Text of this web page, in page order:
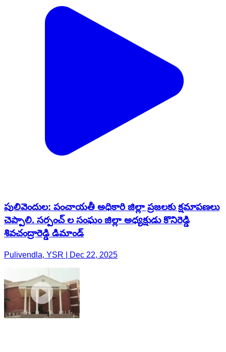
పులివెందుల: పంచాయతీ అధికారి జిల్లా ప్రజలకు క్షమాపణలు
చెప్పాలి. సర్పంచ్ ల సంఘం జిల్లా అధ్యక్షుడు కొనిరెడ్డి
శివచంద్రారెడ్డి డిమాండ్
Pulivendla, YSR | Dec 22, 2025